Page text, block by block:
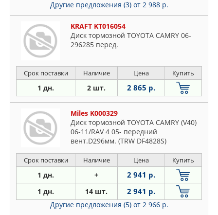
Другие предложения (3) от 2 988 р.
KRAFT KT016054
Диск тормозной TOYOTA CAMRY 06-
296285 перед.
Срок поставки Наличие Цена Купить
1 дн. 2 шт. 2 865 р.
Miles K000329
Диск тормозной TOYOTA CAMRY (V40)
06-11/RAV 4 05- передний
вент.D296мм. (TRW DF4828S)
Срок поставки Наличие Цена Купить
1 дн. + 2 941 р.
1 дн. 14 шт. 2 941 р.
Другие предложения (5) от 2 966 р.